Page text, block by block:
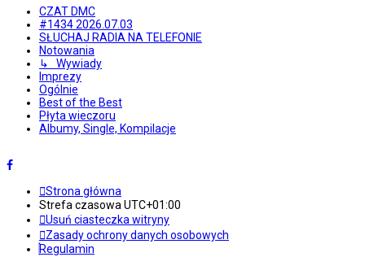
CZAT DMC
#1434 2026.07.03
SŁUCHAJ RADIA NA TELEFONIE
Notowania
↳ Wywiady
Imprezy
Ogólnie
Best of the Best
Płyta wieczoru
Albumy, Single, Kompilacje
Strona główna
Strefa czasowaUTC+01:00
Usuń ciasteczka witryny
Zasady ochrony danych osobowych
Regulamin